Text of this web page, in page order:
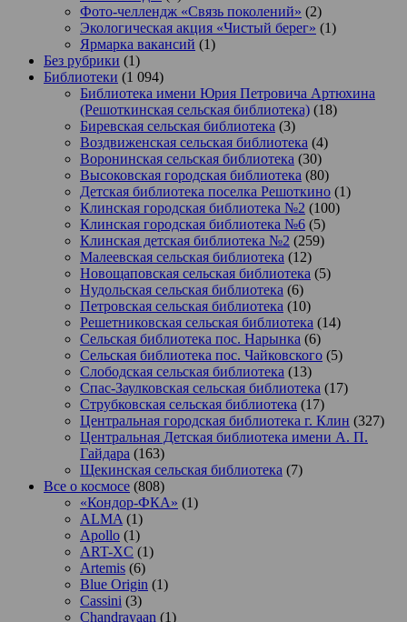
Фото-челлендж «Связь поколений» (2)
Экологическая акция «Чистый берег» (1)
Ярмарка вакансий (1)
Без рубрики (1)
Библиотеки (1 094)
Библиотека имени Юрия Петровича Артюхина
(Решоткинская сельская библиотека) (18)
Биревская сельская библиотека (3)
Воздвиженская сельская библиотека (4)
Воронинская сельская библиотека (30)
Высоковская городская библиотека (80)
Детская библиотека поселка Решоткино (1)
Клинская городская библиотека №2 (100)
Клинская городская библиотека №6 (5)
Клинская детская библиотека №2 (259)
Малеевская сельская библиотека (12)
Новощаповская сельская библиотека (5)
Нудольская сельская библиотека (6)
Петровская сельская библиотека (10)
Решетниковская сельская библиотека (14)
Сельская библиотека пос. Нарынка (6)
Сельская библиотека пос. Чайковского (5)
Слободская сельская библиотека (13)
Спас-Заулковская сельская библиотека (17)
Струбковская сельская библиотека (17)
Центральная городская библиотека г. Клин (327)
Центральная Детская библиотека имени А. П.
Гайдара (163)
Щекинская сельская библиотека (7)
Все о космосе (808)
«Кондор-ФКА» (1)
ALMA (1)
Apollo (1)
ART-XC (1)
Artemis (6)
Blue Origin (1)
Cassini (3)
Chandrayaan (1)